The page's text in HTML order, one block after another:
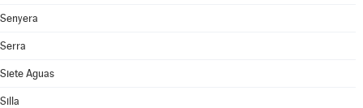
Senyera
Serra
Siete Aguas
Silla